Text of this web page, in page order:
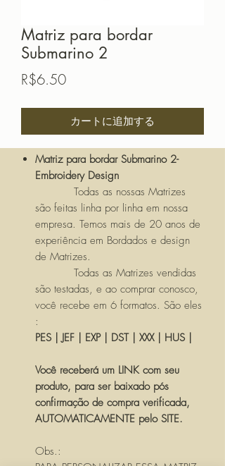
Matriz para bordar
Submarino 2
R$6.50価
カートに追加する
Matriz para bordar Submarino 2-
Embroidery Design
Todas as nossas Matrizes
são feitas linha por linha em nossa
empresa. Temos mais de 20 anos de
experiência em Bordados e design
de Matrizes.
Todas as Matrizes vendidas
são testadas, e ao comprar conosco,
você recebe em 6 formatos. São eles
:
PES | JEF | EXP | DST | XXX | HUS |
Você receberá um LINK com seu
produto, para ser baixado pós
confirmação de compra verificada,
AUTOMATICAMENTE pelo SITE.
Obs.: